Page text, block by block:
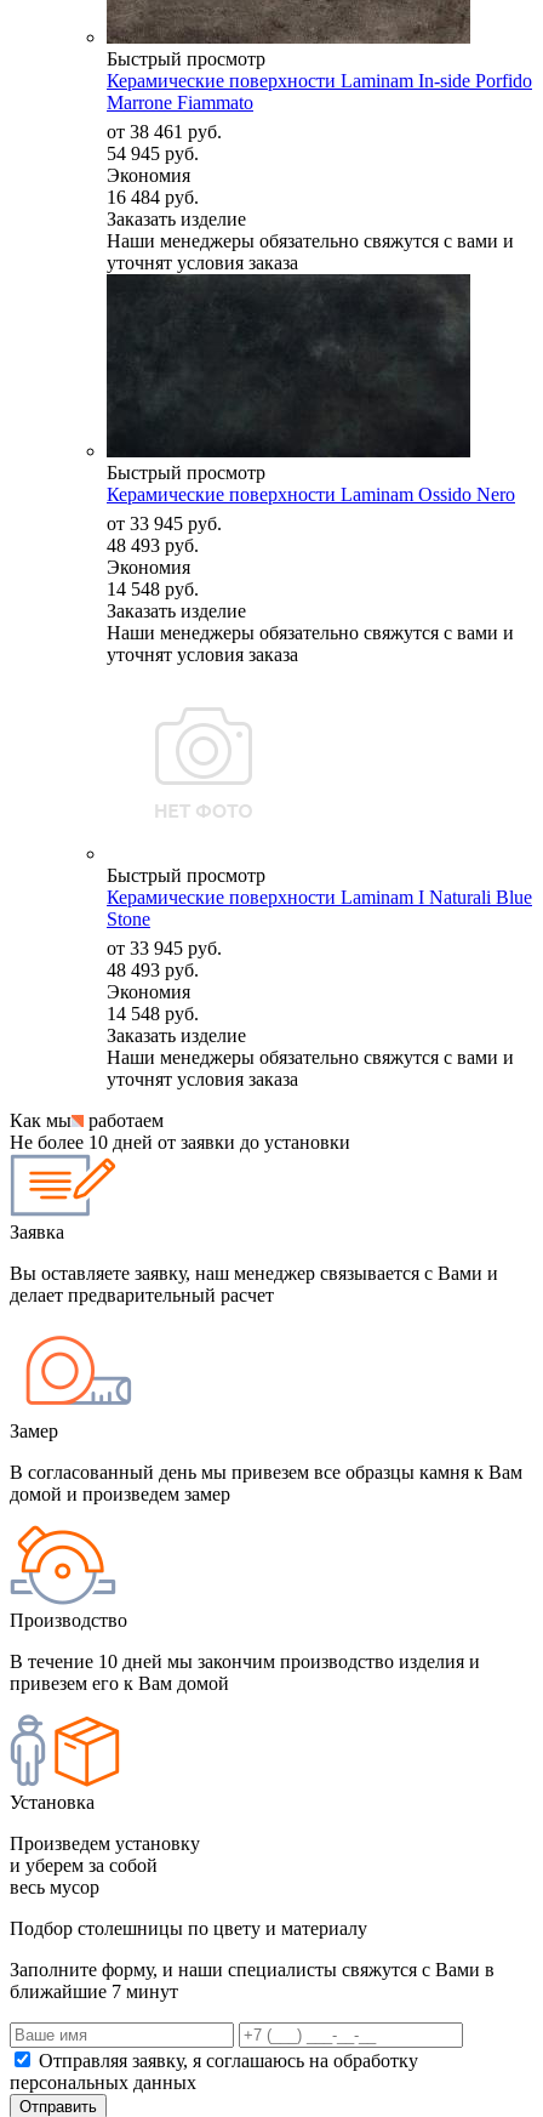
Быстрый просмотр
Керамические поверхности Laminam In-side Porfido
Marrone Fiammato
от 38 461 руб.
54 945 руб.
Экономия
16 484 руб.
Заказать изделие
Наши менеджеры обязательно свяжутся с вами и
уточнят условия заказа
Быстрый просмотр
Керамические поверхности Laminam Ossido Nero
от 33 945 руб.
48 493 руб.
Экономия
14 548 руб.
Заказать изделие
Наши менеджеры обязательно свяжутся с вами и
уточнят условия заказа
Быстрый просмотр
Керамические поверхности Laminam I Naturali Blue
Stone
от 33 945 руб.
48 493 руб.
Экономия
14 548 руб.
Заказать изделие
Наши менеджеры обязательно свяжутся с вами и
уточнят условия заказа
Как мы
работаем
Не более 10 дней от заявки до установки
Заявка
Вы оставляете заявку, наш менеджер связывается с Вами и
делает предварительный расчет
Замер
В согласованный день мы привезем все образцы камня к Вам
домой и произведем замер
Производство
В течение 10 дней мы закончим производство изделия и
привезем его к Вам домой
Установка
Произведем установку
и уберем за собой
весь мусор
Подбор столешницы по цвету и материалу
Заполните форму, и наши специалисты свяжутся с Вами в
ближайшие 7 минут
Отправляя заявку, я соглашаюсь на обработку
персональных данных
Отправить